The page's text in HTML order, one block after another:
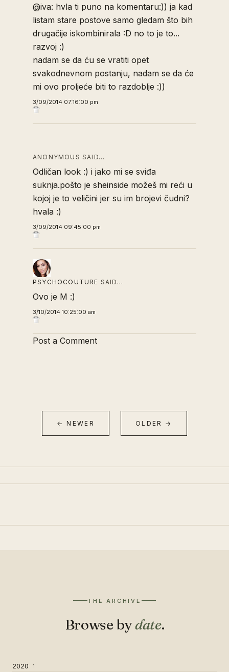
@iva: hvla ti puno na komentaru:)) ja kad
listam stare postove samo gledam što bih
drugačije iskombinirala :D no to je to...
razvoj :)
nadam se da ću se vratiti opet
svakodnevnom postanju, nadam se da će
mi ovo proljeće biti to razdoblje :))
3/09/2014 07:16:00 pm
ANONYMOUS SAID…
Odličan look :) i jako mi se sviđa
suknja.pošto je sheinside možeš mi reći u
kojoj je to veličini jer su im brojevi čudni?
hvala :)
3/09/2014 09:45:00 pm
PSYCHOCOUTURE SAID…
Ovo je M :)
3/10/2014 10:25:00 am
Post a Comment
← NEWER OLDER →
THE ARCHIVE
Browse bydate.
2020 1